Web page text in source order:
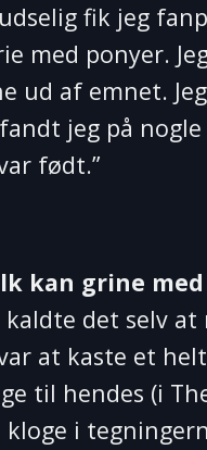
fik jeg
med ponyer.
ud af emnet.
jeg på
født.”
kan grine
det selv
at kaste et
til hendes (i
kloge i